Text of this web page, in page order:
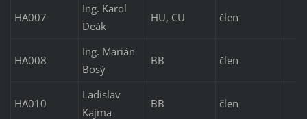
HA007
Ing. Karol
Deák
HU, CU člen
HA008
Ing. Marián
Bosý
BB člen
HA010
Ladislav
Kajma
BB člen